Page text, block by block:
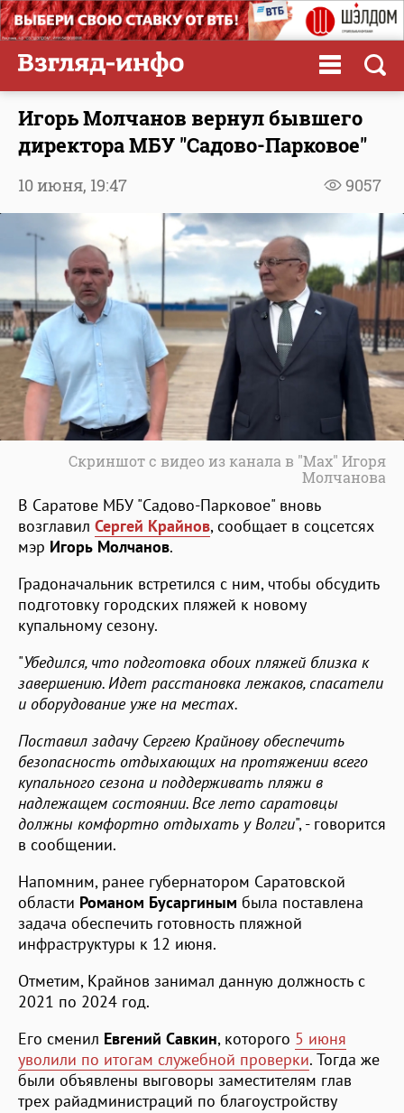
Игорь Молчанов вернул бывшего
директора МБУ "Садово-Парковое"
9057
10 июня, 19:47
Скриншот с видео из канала в "Мax" Игоря
Молчанова
В Саратове МБУ "Садово-Парковое" вновь
возглавил Сергей Крайнов, сообщает в соцсетсях
мэр Игорь Молчанов.
Градоначальник встретился с ним, чтобы обсудить
подготовку городских пляжей к новому
купальному сезону.
"Убедился, что подготовка обоих пляжей близка к
завершению. Идет расстановка лежаков, спасатели
и оборудование уже на местах.
Поставил задачу Сергею Крайнову обеспечить
безопасность отдыхающих на протяжении всего
купального сезона и поддерживать пляжи в
надлежащем состоянии. Все лето саратовцы
должны комфортно отдыхать у Волги", - говорится
в сообщении.
Напомним, ранее губернатором Саратовской
области Романом Бусаргиным была поставлена
задача обеспечить готовность пляжной
инфраструктуры к 12 июня.
Отметим, Крайнов занимал данную должность с
2021 по 2024 год.
Его сменил Евгений Савкин, которого 5 июня
уволили по итогам служебной проверки. Тогда же
были объявлены выговоры заместителям глав
трех райадминистраций по благоустройству